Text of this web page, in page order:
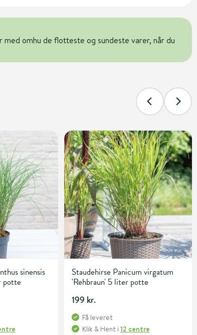
omhu de flotteste og sundeste varer, når du
sinensis
potte
Staudehirse Panicum virgatum
'Rehbraun' 5 liter potte
199 kr.
Få leveret
Klik & Hent i 12 centre